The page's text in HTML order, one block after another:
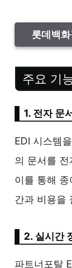
롯데백
주요 기
1. 전자 문
EDI 시스템
의 문서를
이를 통해
간과 비용을
2. 실시간
파트너포탈